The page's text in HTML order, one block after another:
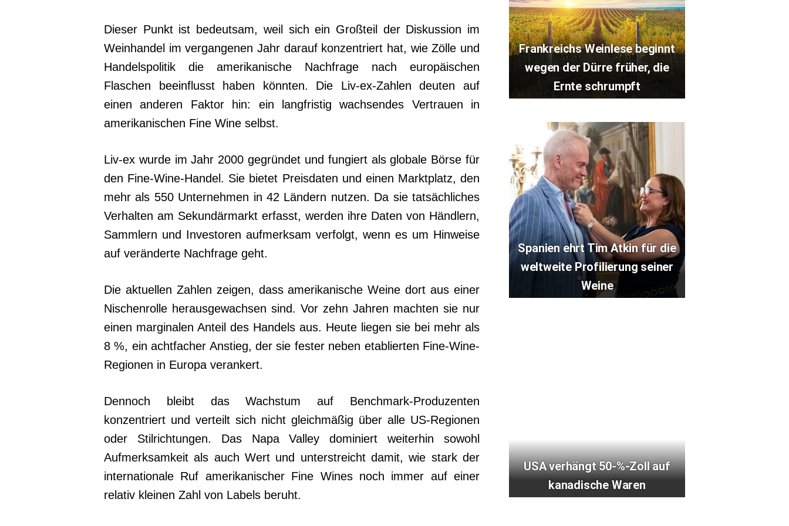
Dieser Punkt ist bedeutsam, weil sich ein Großteil der Diskussion im
Weinhandel im vergangenen Jahr darauf konzentriert hat, wie Zölle und
Handelspolitik die amerikanische Nachfrage nach europäischen
Flaschen beeinflusst haben könnten. Die Liv-ex-Zahlen deuten auf
einen anderen Faktor hin: ein langfristig wachsendes Vertrauen in
amerikanischen Fine Wine selbst.
Liv-ex wurde im Jahr 2000 gegründet und fungiert als globale Börse für
den Fine-Wine-Handel. Sie bietet Preisdaten und einen Marktplatz, den
mehr als 550 Unternehmen in 42 Ländern nutzen. Da sie tatsächliches
Verhalten am Sekundärmarkt erfasst, werden ihre Daten von Händlern,
Sammlern und Investoren aufmerksam verfolgt, wenn es um Hinweise
auf veränderte Nachfrage geht.
Die aktuellen Zahlen zeigen, dass amerikanische Weine dort aus einer
Nischenrolle herausgewachsen sind. Vor zehn Jahren machten sie nur
einen marginalen Anteil des Handels aus. Heute liegen sie bei mehr als
8 %, ein achtfacher Anstieg, der sie fester neben etablierten Fine-Wine-
Regionen in Europa verankert.
Dennoch bleibt das Wachstum auf Benchmark-Produzenten
konzentriert und verteilt sich nicht gleichmäßig über alle US-Regionen
oder Stilrichtungen. Das Napa Valley dominiert weiterhin sowohl
Aufmerksamkeit als auch Wert und unterstreicht damit, wie stark der
internationale Ruf amerikanischer Fine Wines noch immer auf einer
relativ kleinen Zahl von Labels beruht.
Frankreichs Weinlese beginnt
wegen der Dürre früher, die
Ernte schrumpft
Spanien ehrt Tim Atkin für die
weltweite Profilierung seiner
Weine
USA verhängt 50-%-Zoll auf
kanadische Waren